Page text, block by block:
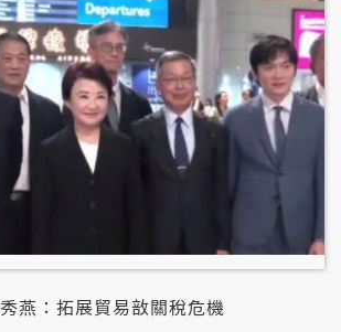
燕：拓展貿易敨關稅危機